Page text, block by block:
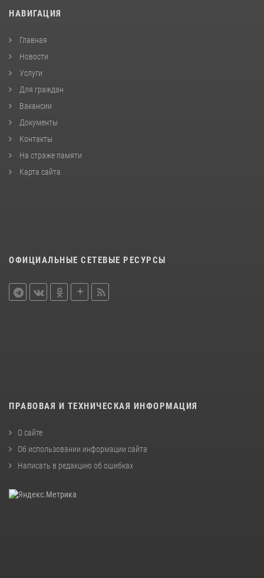
НАВИГАЦИЯ
Главная
Новости
Услуги
Для граждан
Вакансии
Документы
Контакты
На страже памяти
Карта сайта
ОФИЦИАЛЬНЫЕ СЕТЕВЫЕ РЕСУРСЫ
ПРАВОВАЯ И ТЕХНИЧЕСКАЯ ИНФОРМАЦИЯ
О сайте
Об использовании информации сайта
Написать в редакцию об ошибках